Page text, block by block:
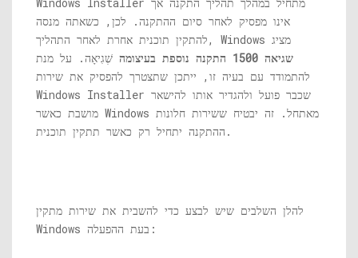
אינו מפסיק לאחר סיום ההתקנה. לכן, כשאתה מנסה
להתקין תוכנית אחרת לאחר התהליך, Windows מציג
שגיאה 1500 התקנה נוספת בעיצומה
שְׁגִיאָה. על מנת
להתמודד עם בעיה זו, ייתכן שתצטרך להפסיק את שירות
Windows Installer שכבר פועל ולהגדיר אותו להישאר
מושבת כאשר Windows מאתחל. זה יבטיח ששירות חלונות
ההתקנה יתחיל רק כאשר תתקין תוכנית.
להלן השלבים שיש לבצע כדי להשבית את שירות מתקין
Windows בעת ההפעלה: